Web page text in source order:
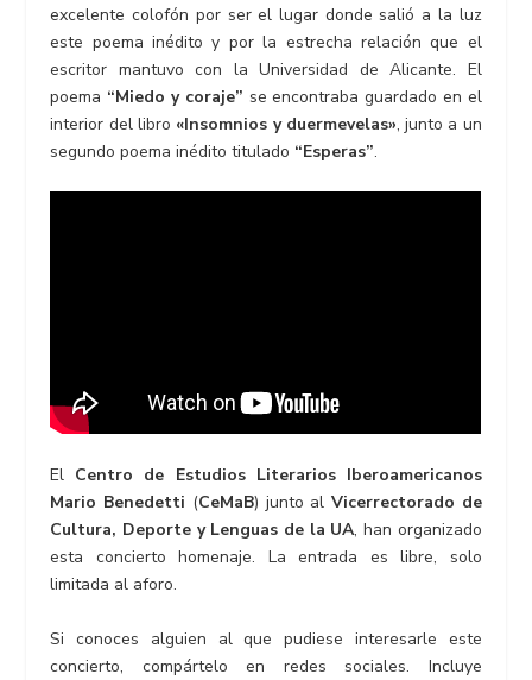
excelente colofón por ser el lugar donde salió a la luz
este poema inédito y por la estrecha relación que el
escritor mantuvo con la Universidad de Alicante. El
poema “Miedo y coraje” se encontraba guardado en el
interior del libro «Insomnios y duermevelas», junto a un
segundo poema inédito titulado “Esperas”.
El Centro de Estudios Literarios Iberoamericanos
Mario Benedetti (CeMaB) junto al Vicerrectorado de
Cultura, Deporte y Lenguas de la UA, han organizado
esta concierto homenaje. La entrada es libre, solo
limitada al aforo.
Si conoces alguien al que pudiese interesarle este
concierto, compártelo en redes sociales. Incluye